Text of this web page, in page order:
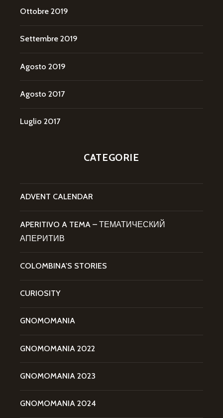
Ottobre 2019
Settembre 2019
Agosto 2019
Agosto 2017
Luglio 2017
CATEGORIE
ADVENT CALENDAR
APERITIVO A TEMA – ТЕМАТИЧЕСКИЙ
АПЕРИТИВ
COLOMBINA'S STORIES
CURIOSITY
GNOMOMANIA
GNOMOMANIA 2022
GNOMOMANIA 2023
GNOMOMANIA 2024